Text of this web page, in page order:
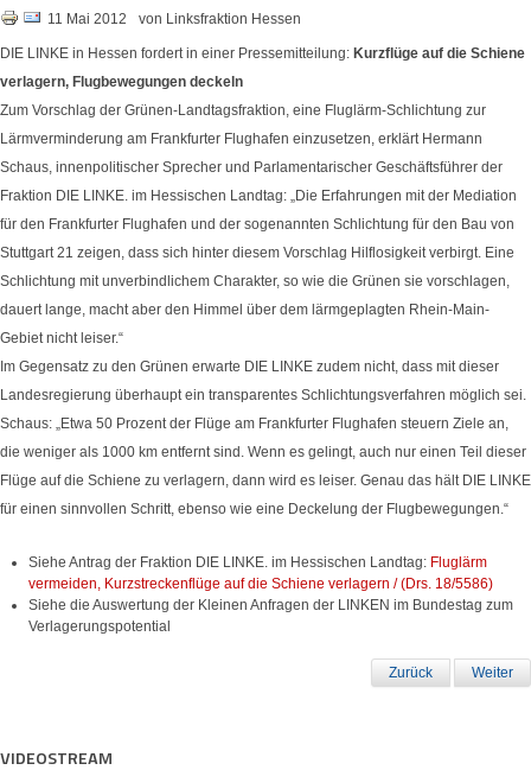
11 Mai 2012 von Linksfraktion Hessen
DIE LINKE in Hessen fordert in einer Pressemitteilung: Kurzflüge auf die Schiene
verlagern, Flugbewegungen deckeln
Zum Vorschlag der Grünen-Landtagsfraktion, eine Fluglärm-Schlichtung zur
Lärmverminderung am Frankfurter Flughafen einzusetzen, erklärt Hermann
Schaus, innenpolitischer Sprecher und Parlamentarischer Geschäftsführer der
Fraktion DIE LINKE. im Hessischen Landtag: „Die Erfahrungen mit der Mediation
für den Frankfurter Flughafen und der sogenannten Schlichtung für den Bau von
Stuttgart 21 zeigen, dass sich hinter diesem Vorschlag Hilflosigkeit verbirgt. Eine
Schlichtung mit unverbindlichem Charakter, so wie die Grünen sie vorschlagen,
dauert lange, macht aber den Himmel über dem lärmgeplagten Rhein-Main-
Gebiet nicht leiser.“
Im Gegensatz zu den Grünen erwarte DIE LINKE zudem nicht, dass mit dieser
Landesregierung überhaupt ein transparentes Schlichtungsverfahren möglich sei.
Schaus: „Etwa 50 Prozent der Flüge am Frankfurter Flughafen steuern Ziele an,
die weniger als 1000 km entfernt sind. Wenn es gelingt, auch nur einen Teil dieser
Flüge auf die Schiene zu verlagern, dann wird es leiser. Genau das hält DIE LINKE
für einen sinnvollen Schritt, ebenso wie eine Deckelung der Flugbewegungen.“
Siehe Antrag der Fraktion DIE LINKE. im Hessischen Landtag: Fluglärm
vermeiden, Kurzstreckenflüge auf die Schiene verlagern / (Drs. 18/5586)
Siehe die Auswertung der Kleinen Anfragen der LINKEN im Bundestag zum
Verlagerungspotential
Zurück Weiter
VIDEOSTREAM